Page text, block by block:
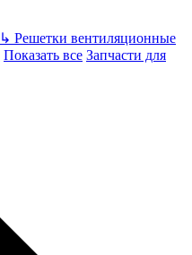
↳ Решетки вентиляционные
Показать все Запчасти для